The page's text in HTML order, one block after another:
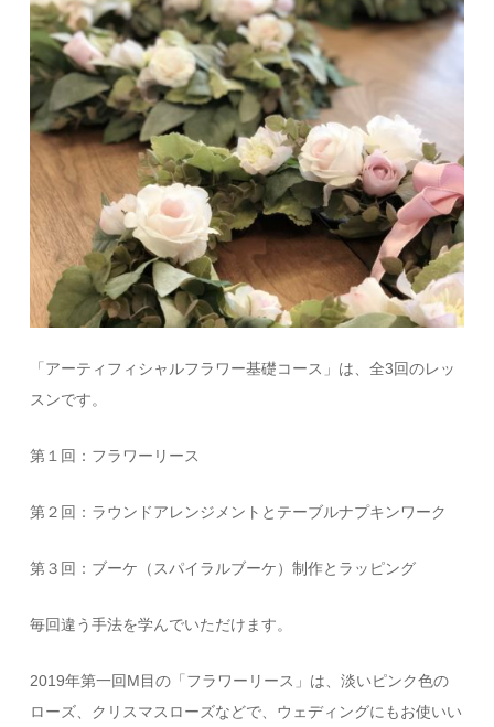
「アーティフィシャルフラワー基礎コース」は、全3回のレッ
スンです。
第１回：フラワーリース
第２回：ラウンドアレンジメントとテーブルナプキンワーク
第３回：ブーケ（スパイラルブーケ）制作とラッピング
毎回違う手法を学んでいただけます。
2019年第一回M目の「フラワーリース」は、淡いピンク色の
ローズ、クリスマスローズなどで、ウェディングにもお使いい